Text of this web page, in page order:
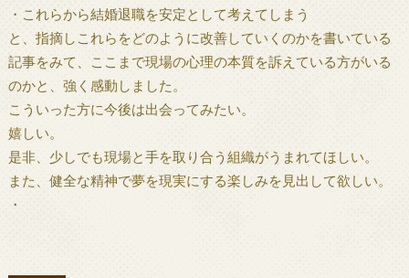
・これらから結婚退職を安定として考えてしまう
と、指摘しこれらをどのように改善していくのかを書いている
記事をみて、ここまで現場の心理の本質を訴えている方がいる
のかと、強く感動しました。
こういった方に今後は出会ってみたい。
嬉しい。
是非、少しでも現場と手を取り合う組織がうまれてほしい。
また、健全な精神で夢を現実にする楽しみを見出して欲しい。
・